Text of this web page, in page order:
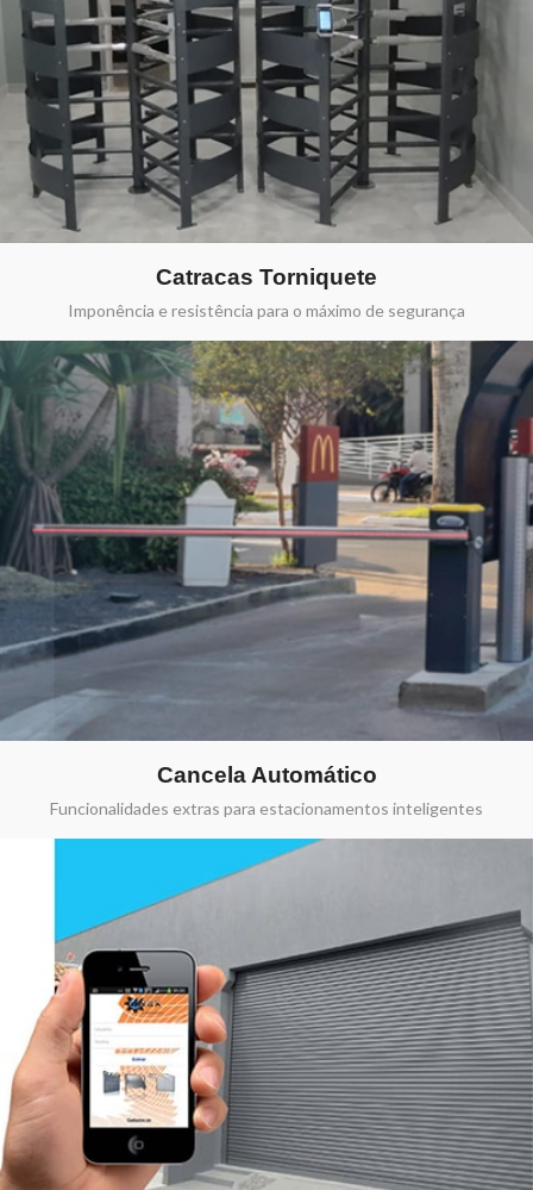
Catracas Torniquete
Imponência e resistência para o máximo de segurança
Cancela Automático
Funcionalidades extras para estacionamentos inteligentes